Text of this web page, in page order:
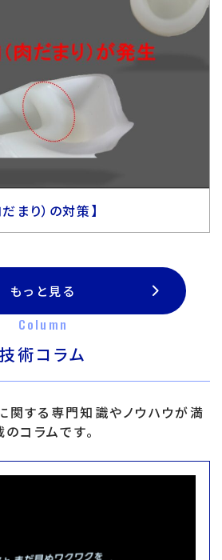
まり）の対策】
もっと見る
Column
技術コラム
関する専門知識やノウハウが満
のコラムです。